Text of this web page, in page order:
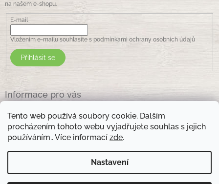
Tento web používá soubory cookie. Dalším
procházením tohoto webu vyjadřujete souhlas s jejich
používáním.. Více informací zde.
Nastavení
na našem e-shopu.
E-mail
Vložením e-mailu souhlasíte s podmínkami ochrany osobních údajů
Přihlásit se
Informace pro vás
Obchodní podmínky
Podmínky ochrany osobních údajů
Kontakty
Otevírací doba prodejny: pondělí - pátek - 8.30 -17.00 , sobota 9.00-11 .00